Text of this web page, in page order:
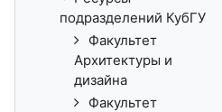
подразделений КубГУ
Факультет
Архитектуры и
дизайна
Факультет